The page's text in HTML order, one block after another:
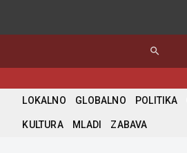
search
LOKALNO GLOBALNO POLITIKA
KULTURA MLADI ZABAVA